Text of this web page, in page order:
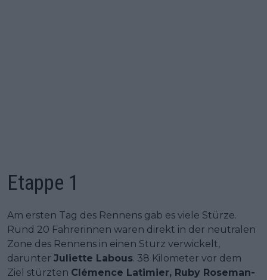
Etappe 1
Am ersten Tag des Rennens gab es viele Stürze.
Rund 20 Fahrerinnen waren direkt in der neutralen
Zone des Rennens in einen Sturz verwickelt,
darunter Juliette Labous. 38 Kilometer vor dem
Ziel stürzten Clémence Latimier, Ruby Roseman-